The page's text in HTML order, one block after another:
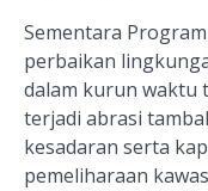
Sementara
perbaikan
dalam kurun waktu
terjadi abrasi
kesadaran serta
pemeliharaan